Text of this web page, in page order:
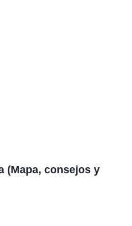
(Mapa, consejos y